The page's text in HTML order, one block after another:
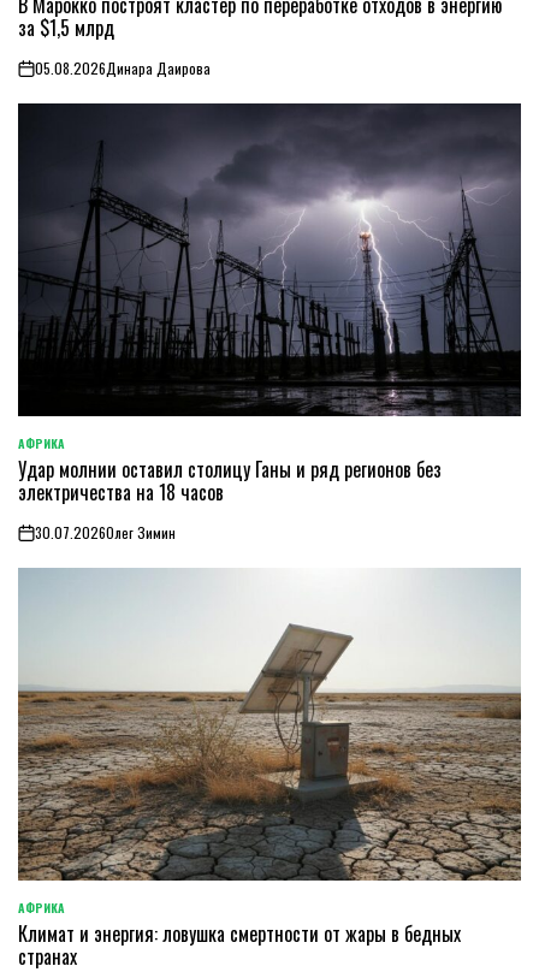
В
за $1,5 млрд
on05.08.2026Динара Даирова
ОПУБЛИКОВАНО
В
АФРИКА
Удар молнии оставил столицу Ганы и ряд регионов без
электричества на 18 часов
on30.07.2026Олег Зимин
ОПУБЛИКОВАНО
В
АФРИКА
Климат и энергия: ловушка смертности от жары в бедных
странах